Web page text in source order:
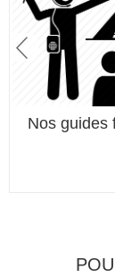
Nos guides